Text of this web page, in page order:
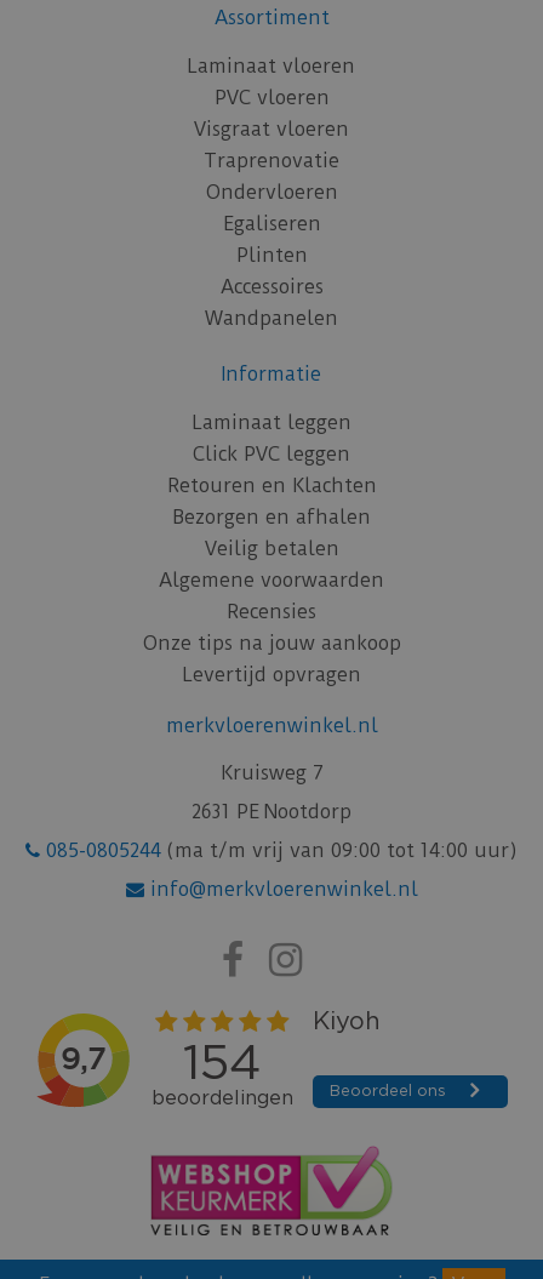
Assortiment
Laminaat vloeren
PVC vloeren
Visgraat vloeren
Traprenovatie
Ondervloeren
Egaliseren
Plinten
Accessoires
Wandpanelen
Informatie
Laminaat leggen
Click PVC leggen
Retouren en Klachten
Bezorgen en afhalen
Veilig betalen
Algemene voorwaarden
Recensies
Onze tips na jouw aankoop
Levertijd opvragen
merkvloerenwinkel.nl
Kruisweg 7
2631 PE Nootdorp
085-0805244 (ma t/m vrij van 09:00 tot 14:00 uur)
info@merkvloerenwinkel.nl